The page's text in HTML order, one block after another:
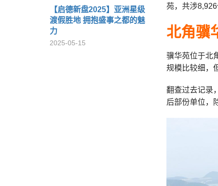
【启德新盘2025】亚洲星级
渡假胜地 拥抱盛事之都的魅
力
2025-05-15
苑，共涉
北角骥
骥华苑位于北
规模比较细，
翻查过去记录
后部份单位，